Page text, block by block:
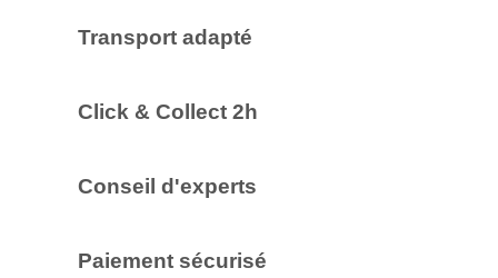
Transport adapté
Click & Collect 2h
Conseil d'experts
Paiement sécurisé